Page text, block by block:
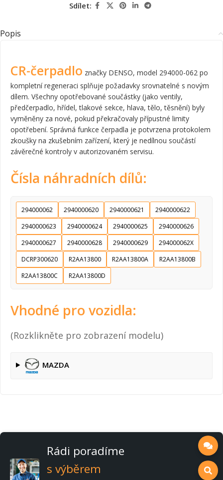
Sdílet:
Popis
CR-čerpadlo značky DENSO, model 294000-062 po
kompletní regeneraci splňuje požadavky srovnatelné s novým
dílem. Všechny opotřebované součástky (jako ventily,
předčerpadlo, hřídel, tlakové sekce, hlava, tělo, těsnění) byly
vyměněny za nové, pokud překračovaly přípustné limity
opotřebení. Správná funkce čerpadla je potvrzena protokolem
zkoušky na zkušebním zařízení, který je nedílnou součástí
závěrečné kontroly v autorizovaném servisu.
Čísla náhradních dílů:
294000062 2940000620 2940000621
2940000622
2940000623
2940000624 2940000625
2940000626
2940000627
2940000628 2940000629
294000062X
DCRP300620
R2AA13800 R2AA13800A
R2AA13800B
R2AA13800C
R2AA13800D
Vhodné pro vozidla:
(Rozklikněte pro zobrazení modelu)
MAZDA
Rádi poradíme
s výběrem